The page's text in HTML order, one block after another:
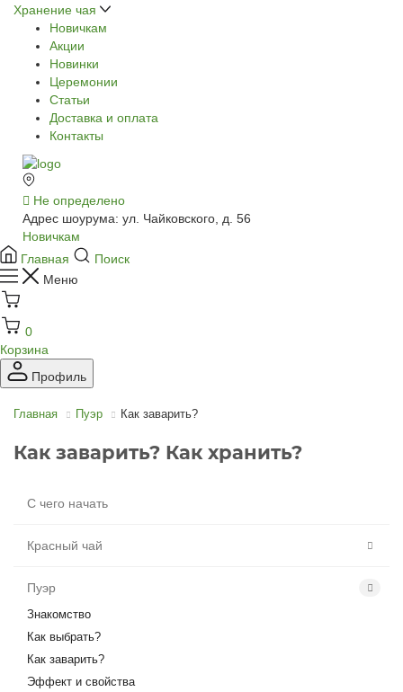
Хранение чая
Новичкам
Акции
Новинки
Церемонии
Статьи
Доставка и оплата
Контакты
Не определено
Адрес шоурума: ул. Чайковского, д. 56
Новичкам
Главная
Поиск
Меню
0
Корзина
Профиль
Главная Пуэр Как заварить?
Как заварить? Как хранить?
С чего начать
Красный чай
Пуэр
Знакомство
Как выбрать?
Как заварить?
Эффект и свойства